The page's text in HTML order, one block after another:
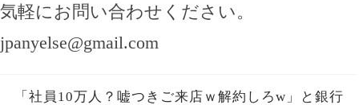
気軽にお問い合わせください。
jpanyelse@gmail.com
「社員10万人？嘘つきご来店ｗ解約しろw」と銀行